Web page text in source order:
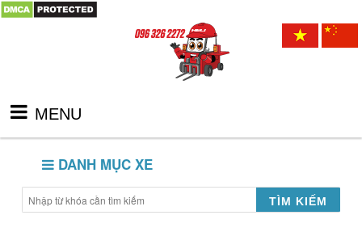
MENU
DANH MỤC XE
TÌM KIẾM